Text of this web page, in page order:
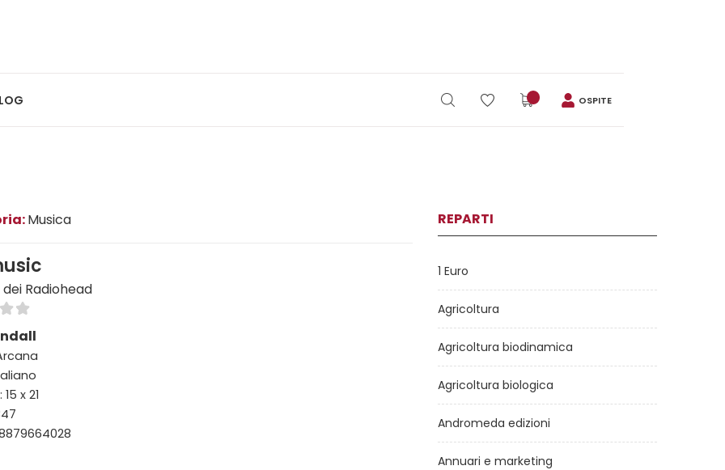
OSPITE
Musica
Radiohead
x 21
REPARTI
1 Euro
Agricoltura
Agricoltura biodinamica
Agricoltura biologica
Andromeda edizioni
Annuari e marketing